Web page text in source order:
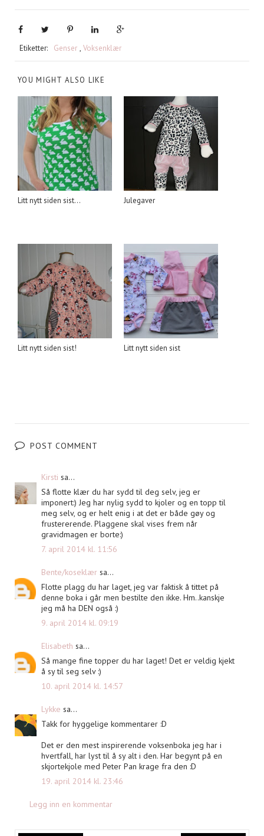
Etiketter: Genser , Voksenklær
YOU MIGHT ALSO LIKE
Litt nytt siden sist... Julegaver
Litt nytt siden sist! Litt nytt siden sist
POST COMMENT
Kirsti sa...
Så flotte klær du har sydd til deg selv, jeg er
imponert:) Jeg har nylig sydd to kjoler og en topp til
meg selv, og er helt enig i at det er både gøy og
frustererende. Plaggene skal vises frem når
gravidmagen er borte:)
7. april 2014 kl. 11:56
Bente/koseklær sa...
Flotte plagg du har laget, jeg var faktisk å tittet på
denne boka i går men bestilte den ikke. Hm..kanskje
jeg må ha DEN også :)
9. april 2014 kl. 09:19
Elisabeth sa...
Så mange fine topper du har laget! Det er veldig kjekt
å sy til seg selv :)
10. april 2014 kl. 14:57
Lykke sa...
Takk for hyggelige kommentarer :D
Det er den mest inspirerende voksenboka jeg har i
hvertfall, har lyst til å sy alt i den. Har begynt på en
skjortekjole med Peter Pan krage fra den :D
19. april 2014 kl. 23:46
Legg inn en kommentar